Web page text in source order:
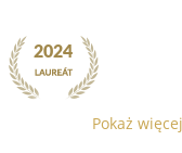
Pokaż